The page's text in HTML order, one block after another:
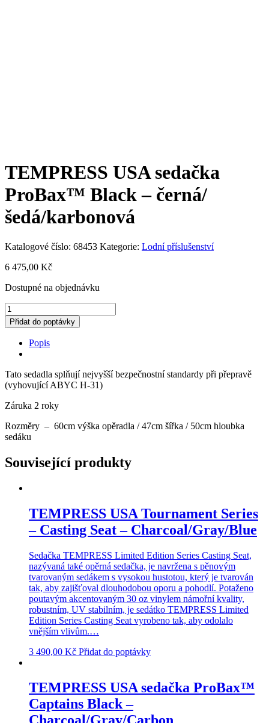
TEMPRESS USA sedačka
ProBax™ Black – černá/
šedá/karbonová
Katalogové číslo: 68453 Kategorie: Lodní příslušenství
6 475,00 Kč
Dostupné na objednávku
TEMPRESS
USA
sedačka
ProBax™
Black
černá/
šedá/karbonová
Přidat do poptávky
Popis
Tato sedadla splňují nejvyšší bezpečnostní standardy při přepravě
(vyhovující ABYC H-31)
Záruka 2 roky
Rozměry – 60cm výška opěradla / 47cm šířka / 50cm hloubka
sedáku
Související produkty
TEMPRESS USA Tournament Series
– Casting Seat – Charcoal/Gray/Blue
Sedačka TEMPRESS Limited Edition Series Casting Seat,
nazývaná také opěrná sedačka, je navržena s pěnovým
tvarovaným sedákem s vysokou hustotou, který je tvarován
tak, aby zajišťoval dlouhodobou oporu a pohodlí. Potaženo
poutavým akcentovaným 30 oz vinylem námořní kvality,
robustním, UV stabilním, je sedátko TEMPRESS Limited
Edition Series Casting Seat vyrobeno tak, aby odolalo
vnějším vlivům.…
3 490,00 Kč Přidat do poptávky
TEMPRESS USA sedačka ProBax™
Captains Black –